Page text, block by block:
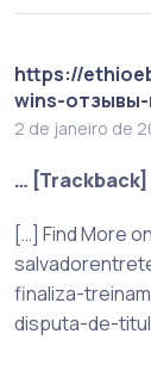
https://
wins-отзывы-
2 de janeiro de
… [Trackback]
[…] Find More
finaliza-
disputa-de-